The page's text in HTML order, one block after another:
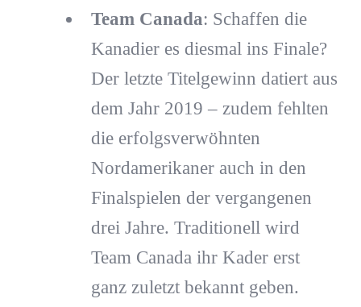
Team Canada: Schaffen die
Kanadier es diesmal ins Finale?
Der letzte Titelgewinn datiert aus
dem Jahr 2019 – zudem fehlten
die erfolgsverwöhnten
Nordamerikaner auch in den
Finalspielen der vergangenen
drei Jahre. Traditionell wird
Team Canada ihr Kader erst
ganz zuletzt bekannt geben.